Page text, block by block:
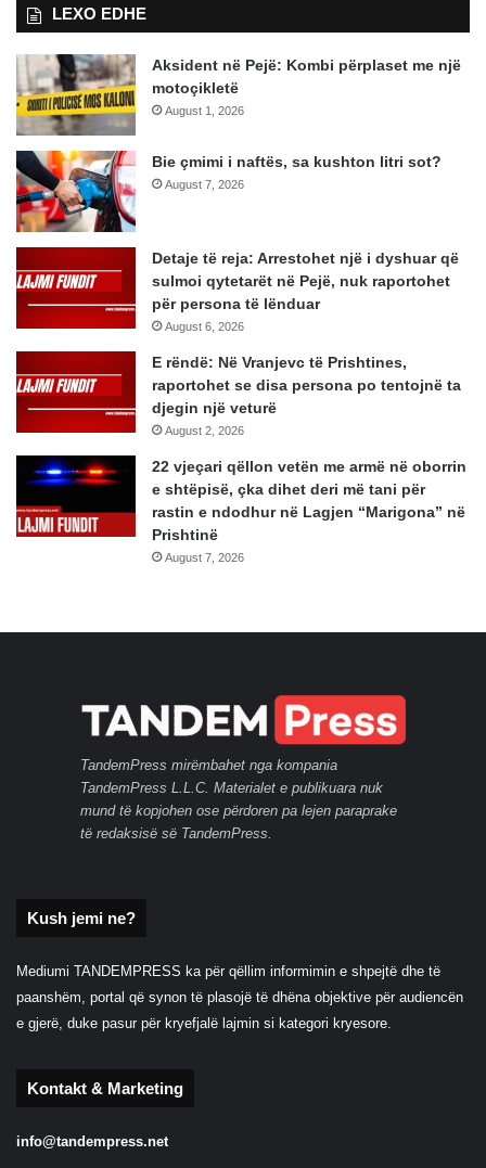
LEXO EDHE
Aksident në Pejë: Kombi përplaset me një
motoçikletë
August 1, 2026
Bie çmimi i naftës, sa kushton litri sot?
August 7, 2026
Detaje të reja: Arrestohet një i dyshuar që
sulmoi qytetarët në Pejë, nuk raportohet
për persona të lënduar
August 6, 2026
E rëndë: Në Vranjevc të Prishtines,
raportohet se disa persona po tentojnë ta
djegin një veturë
August 2, 2026
22 vjeçari qëllon vetën me armë në oborrin
e shtëpisë, çka dihet deri më tani për
rastin e ndodhur në Lagjen “Marigona” në
Prishtinë
August 7, 2026
TandemPress mirëmbahet nga kompania
TandemPress L.L.C. Materialet e publikuara nuk
mund të kopjohen ose përdoren pa lejen paraprake
të redaksisë së TandemPress.
Kush jemi ne?
Mediumi TANDEMPRESS ka për qëllim informimin e shpejtë dhe të
paanshëm, portal që synon të plasojë të dhëna objektive për audiencën
e gjerë, duke pasur për kryefjalë lajmin si kategori kryesore.
Kontakt & Marketing
info@tandempress.net